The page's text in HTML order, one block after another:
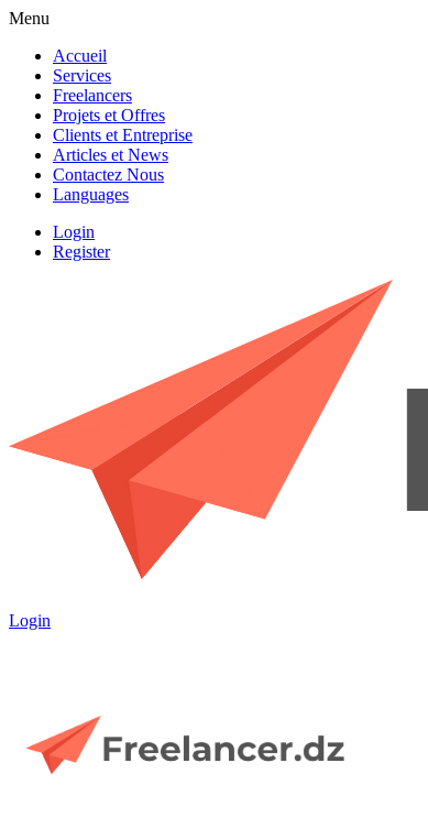
Menu
Accueil
Services
Freelancers
Projets et Offres
Clients et Entreprise
Articles et News
Contactez Nous
Languages
Login
Register
Login